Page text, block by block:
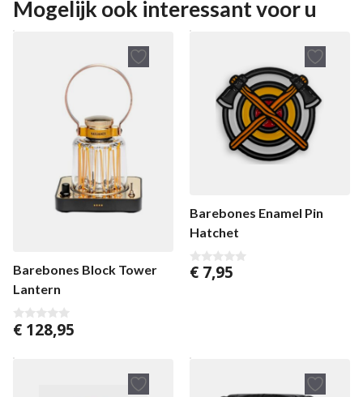
Mogelijk ook interessant voor u
Barebones Block Tower
Lantern
0
v
n
€ 128,95
Barebones Enamel Pin
Hatchet
0
€ 7,95